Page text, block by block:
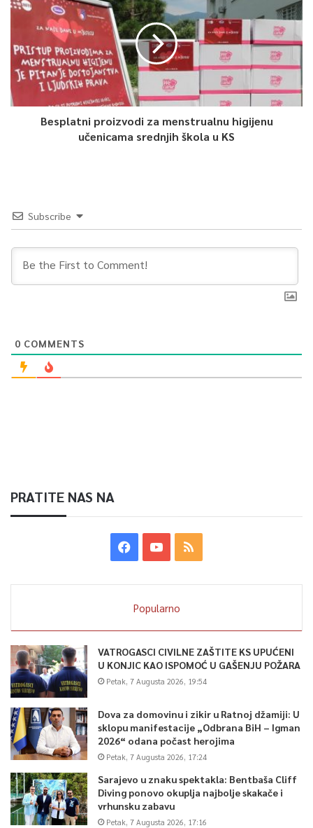
Article Rating
Besplatni proizvodi za menstrualnu higijenu
učenicama srednjih škola u KS
Subscribe
0 COMMENTS
PRATITE NAS NA
Popularno
VATROGASCI CIVILNE ZAŠTITE KS UPUĆENI
U KONJIC KAO ISPOMOĆ U GAŠENJU POŽARA
Petak, 7 Augusta 2026, 19:54
Dova za domovinu i zikir u Ratnoj džamiji: U
sklopu manifestacije „Odbrana BiH – Igman
2026“ odana počast herojima
Petak, 7 Augusta 2026, 17:24
Sarajevo u znaku spektakla: Bentbaša Cliff
Diving ponovo okuplja najbolje skakače i
vrhunsku zabavu
Petak, 7 Augusta 2026, 17:16